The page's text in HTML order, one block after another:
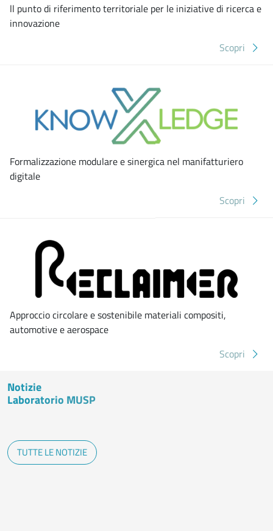
ll punto di riferimento territoriale per le iniziative di ricerca e
innovazione
Scopri
Formalizzazione modulare e sinergica nel manifatturiero
digitale
Scopri
Approccio circolare e sostenibile materiali compositi,
automotive e aerospace
Scopri
Notizie
Laboratorio MUSP
TUTTE LE NOTIZIE